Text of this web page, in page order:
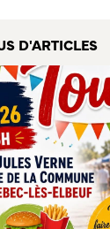
D'ARTICLES
Normandie
Seine-Maritime